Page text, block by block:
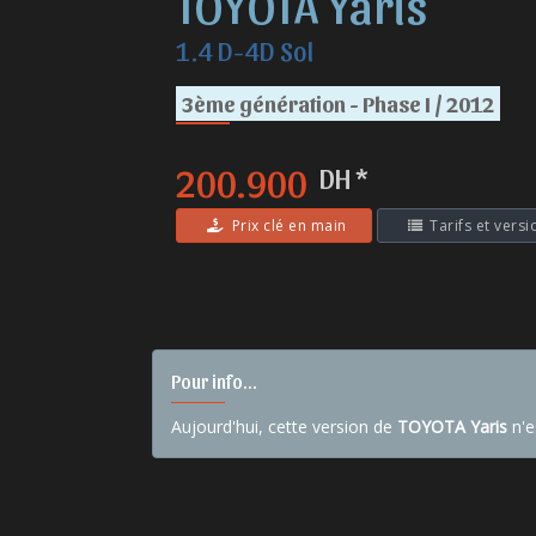
1.4 D-4D Sol
3ème génération - Phase I / 2012
200.900 DH *
Prix clé en main Tarifs et
Pour info...
Aujourd'hui, cette version de TOYOTA Yaris